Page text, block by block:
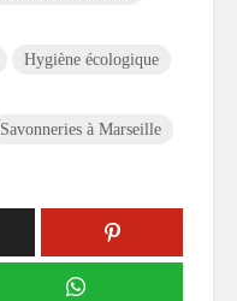
Hygiène écologique
Savonneries à Marseille